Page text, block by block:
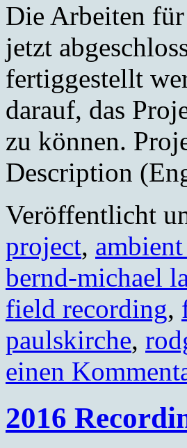
Die Arbeiten
jetzt
fertiggestellt
darauf, das
zu können.
Description
Veröffentlicht
project,
bernd-michael
field recording,
paulskirche,
einen
2016